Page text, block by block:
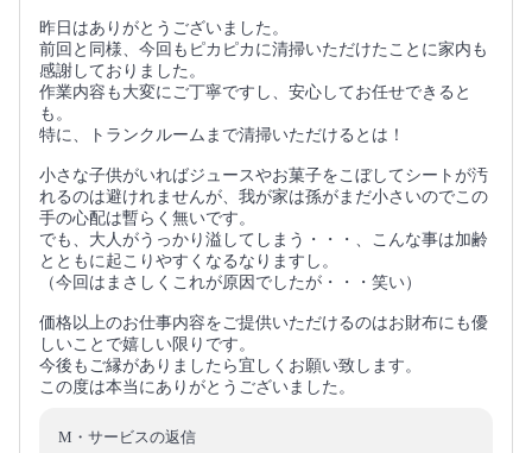
昨日はありがとうございました。
前回と同様、今回もピカピカに清掃いただけたことに家内も
感謝しておりました。
作業内容も大変にご丁寧ですし、安心してお任せできると
も。
特に、トランクルームまで清掃いただけるとは！
小さな子供がいればジュースやお菓子をこぼしてシートが汚
れるのは避けれませんが、我が家は孫がまだ小さいのでこの
手の心配は暫らく無いです。
でも、大人がうっかり溢してしまう・・・、こんな事は加齢
とともに起こりやすくなるなりますし。
（今回はまさしくこれが原因でしたが・・・笑い）
価格以上のお仕事内容をご提供いただけるのはお財布にも優
しいことで嬉しい限りです。
今後もご縁がありましたら宜しくお願い致します。
この度は本当にありがとうございました。
M・サービスの返信